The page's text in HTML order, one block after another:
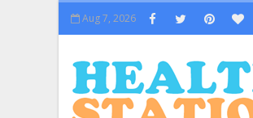
Aug 7, 2026